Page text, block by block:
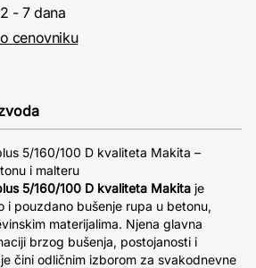
- 7 dana
cenovniku
5/160/100 D kvaliteta Makita –
i malteru
5/160/100 D kvaliteta Makita je
i pouzdano bušenje rupa u betonu,
materijalima. Njena glavna
brzog bušenja, postojanosti i
čini odličnim izborom za svakodnevne